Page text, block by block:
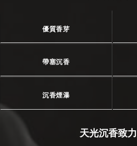
優質香芽
帶塞沉香
沉香煙瀑
天光沉香致